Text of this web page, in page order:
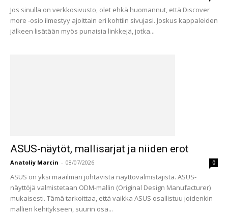
Jos sinulla on verkkosivusto, olet ehkä huomannut, että Discover
more -osio ilmestyy ajoittain eri kohtiin sivujasi. Joskus kappaleiden
jälkeen lisätään myös punaisia linkkejä, jotka...
ASUS-näytöt, mallisarjat ja niiden erot
Anatoliy Marcin - 08/07/2026 0
ASUS on yksi maailman johtavista näyttövalmistajista. ASUS-
näyttöjä valmistetaan ODM-mallin (Original Design Manufacturer)
mukaisesti. Tämä tarkoittaa, että vaikka ASUS osallistuu joidenkin
mallien kehitykseen, suurin osa...